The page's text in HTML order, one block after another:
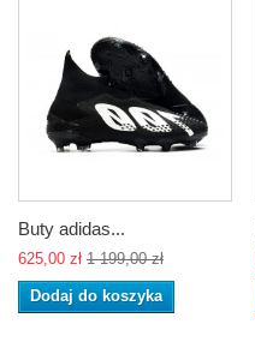
Buty adidas...
625,00 zł 1 199,00 zł
Dodaj do koszyka